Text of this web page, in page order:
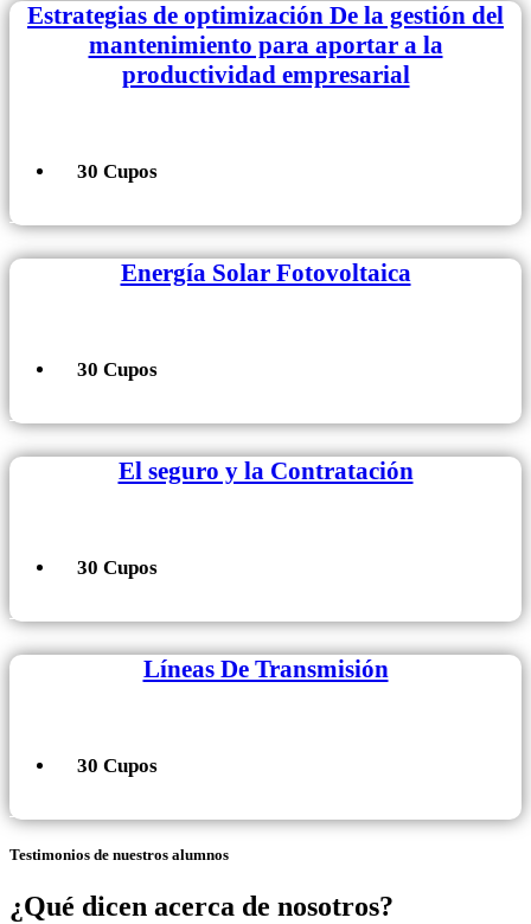
Estrategias de optimización De la gestión del
mantenimiento para aportar a la
productividad empresarial
30 Cupos
+ Información
Energía Solar Fotovoltaica
30 Cupos
+ Información
El seguro y la Contratación
30 Cupos
+ Información
Líneas De Transmisión
30 Cupos
+ Información
Testimonios de nuestros alumnos
¿Qué dicen acerca de nosotros?